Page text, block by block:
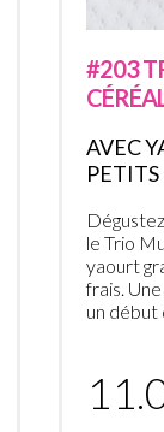
#203
AVEC
le Trio
yaourt
frais.
un début